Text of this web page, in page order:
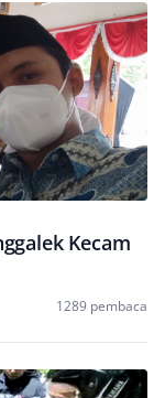
Kecam
1289 pembaca